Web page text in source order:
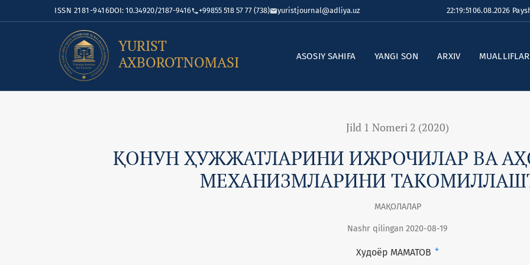
ISSN 2181-9416DOI: 10.34920/2187-9416 +99855 518 57 77 (738) yuristjournal@adliya.uz 22:19:5106.08.2026
YURIST
AXBOROTNOMASI
ASOSIY SAHIFA YANGI SON ARXIV
Jild 1 Nomeri 2 (2020)
ҚОНУН ҲУЖЖАТЛАРИНИ ИЖРОЧИЛАР ВА
МЕХАНИЗМЛАРИНИ
МАҚОЛАЛАР
Nashr qilingan 2020-08-19
Худоёр МАМАТОВ +